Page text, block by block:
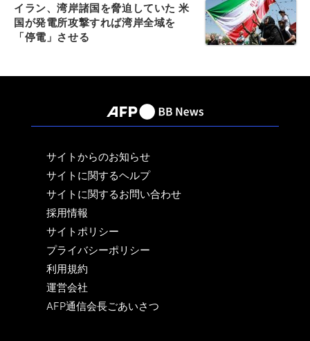
イラン、湾岸諸国を脅迫していた 米
国が発電所攻撃すれば湾岸全域を
「停電」させる
サイトからのお知らせ
サイトに関するヘルプ
サイトに関するお問い合わせ
採用情報
サイトポリシー
プライバシーポリシー
利用規約
運営会社
AFP通信会長ごあいさつ